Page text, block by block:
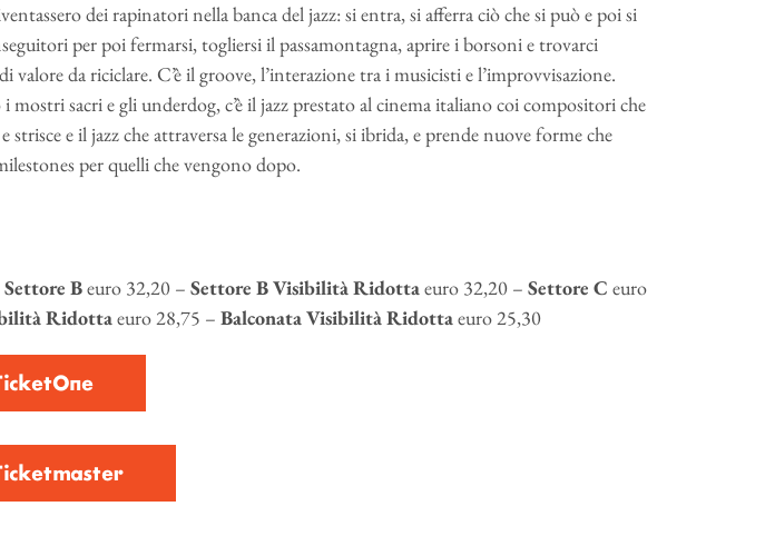
dei rapinatori nella banca del jazz: si entra, si afferra ciò che si può e poi si
per poi fermarsi, togliersi il passamontagna, aprire i borsoni e trovarci
valore da riciclare. C’è il groove, l’interazione tra i musicisti e l’improvvisazione.
mostri sacri e gli underdog, c’è il jazz prestato al cinema italiano coi compositori che
strisce e il jazz che attraversa le generazioni, si ibrida, e prende nuove forme che
per quelli che vengono dopo.
Settore Beuro 32,20 – Settore B Visibilità Ridottaeuro 32,20 – Settore C euro
Ridottaeuro 28,75 – Balconata Visibilità Ridottaeuro 25,30